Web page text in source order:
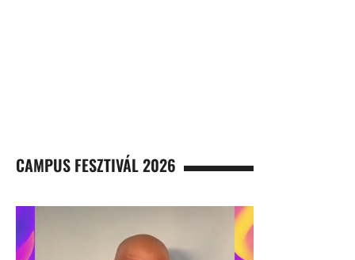
CAMPUS FESZTIVÁL 2026